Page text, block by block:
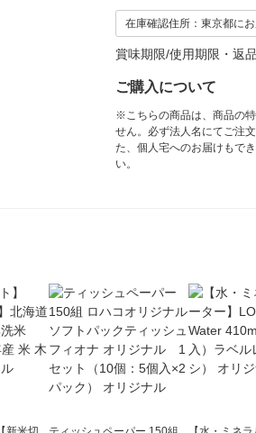
在庫確認住所：東京都に
賞味期限/使用期限・返
ご購入について
※こちらの商品は、商品の
せん。必ず法人名にてご注
た、個人宅へのお届けもで
い。